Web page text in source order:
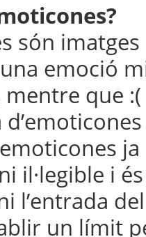
són
emoció
que
il·legible i
l’entrada
un límit